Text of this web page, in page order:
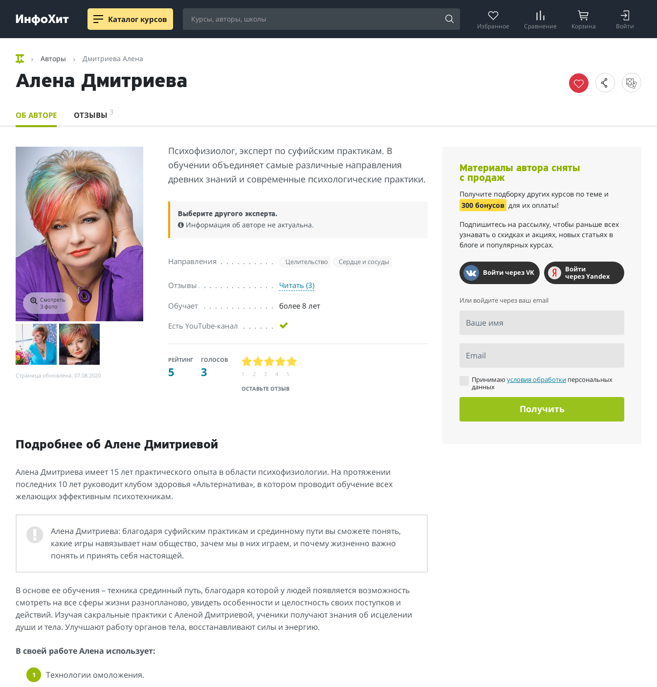
Каталог курсов
Избранное Сравнение Корзина Войти
Авторы Дмитриева Алена
Алена Дмитриева
ОБ АВТОРЕ ОТЗЫВЫ 3
Смотреть
3 фото
Страница обновлена: 07.08.2020
Психофизиолог, эксперт по суфийским практикам. В
обучении объединяет самые различные направления
древних знаний и современные психологические практики.
Выберите другого эксперта.
Информация об авторе не актуальна.
Направления Целительство Сердце и сосуды
Отзывы Читать (3)
Обучает более 8 лет
Есть YouTube-канал
РЕЙТИНГ
5
ГОЛОСОВ
3
ОСТАВЬТЕ ОТЗЫВ
1 2 3 4 5
Подробнее об Алене Дмитриевой
Алена Дмитриева имеет 15 лет практического опыта в области психофизиологии. На протяжении
последних 10 лет руководит клубом здоровья «Альтернатива», в котором проводит обучение всех
желающих эффективным психотехникам.
Алена Дмитриева: благодаря суфийским практикам и срединному пути вы сможете понять,
какие игры навязывает нам общество, зачем мы в них играем, и почему жизненно важно
понять и принять себя настоящей.
В основе ее обучения – техника срединный путь, благодаря которой у людей появляется возможность
смотреть на все сферы жизни разнопланово, увидеть особенности и целостность своих поступков и
действий. Изучая сакральные практики с Аленой Дмитриевой, ученики получают знания об исцелении
души и тела. Улучшают работу органов тела, восстанавливают силы и энергию.
В своей работе Алена использует:
Технологии омоложения.
Материалы автора сняты
с продаж
Получите подборку других курсов по теме и
300 бонусов для их оплаты!
Подпишитесь на рассылку, чтобы раньше всех
узнавать о скидках и акциях, новых статьях в
блоге и популярных курсах.
Войти через VK
Войти
через Yandex
Или войдите через ваш email
Ваше имя
Email
Принимаюусловия обработки персональных
данных
Получить